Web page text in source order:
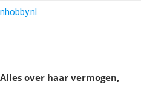
over haar vermogen,